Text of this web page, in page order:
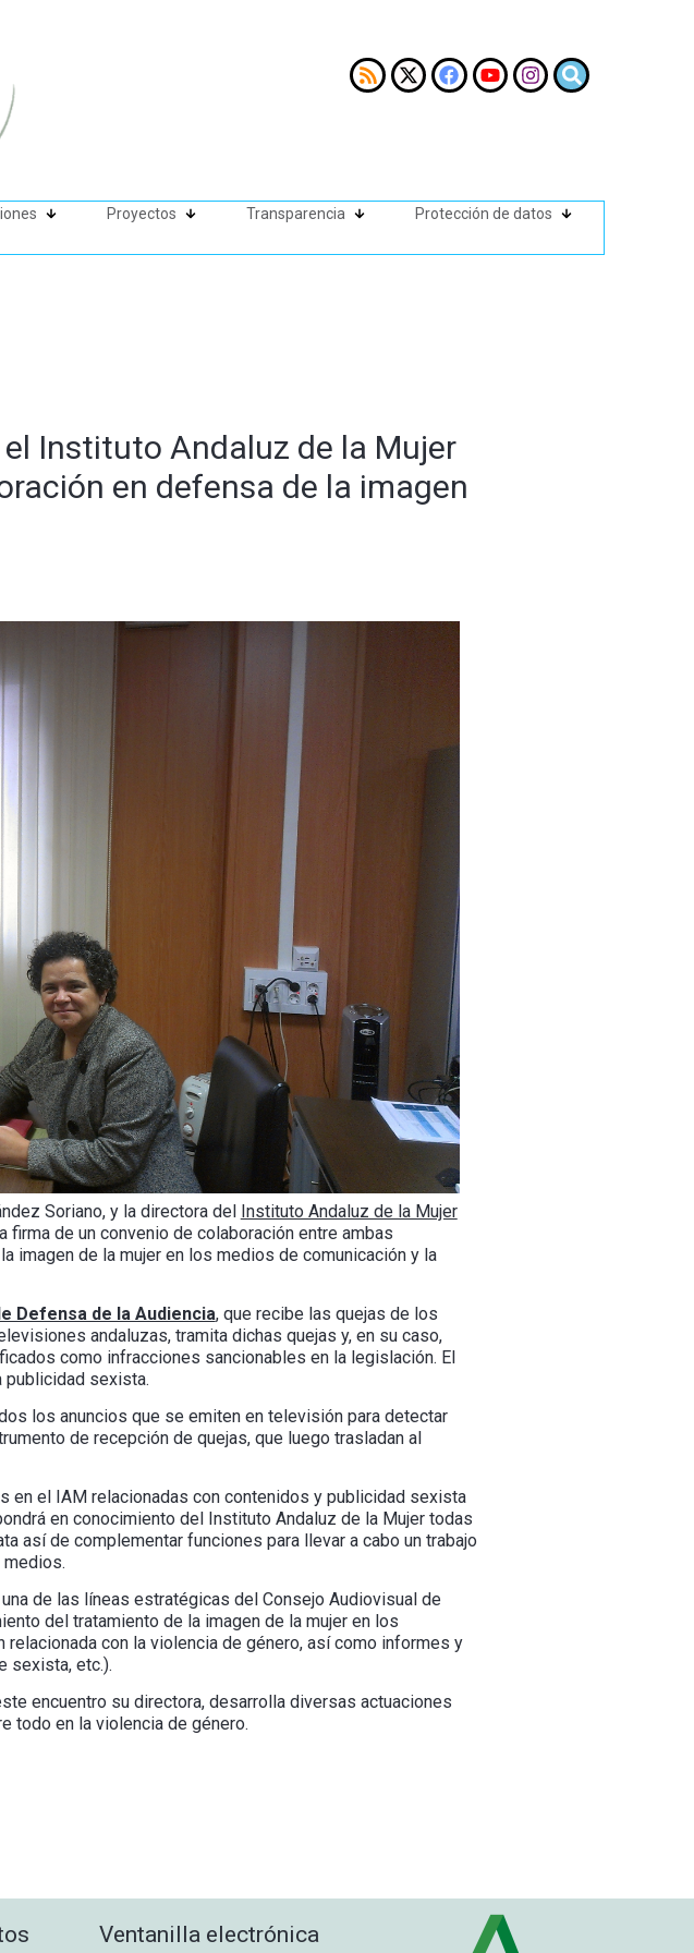
Proyectos Transparencia Protección de datos
Instituto Andaluz de la Mujer
en defensa de la imagen
Soriano, y la directora del
Instituto Andaluz de la Mujer
firma de un convenio de colaboración entre ambas
imagen de la mujer en los medios de comunicación y la
Defensa de la Audiencia, que recibe las quejas de los
andaluzas, tramita dichas quejas y, en su caso,
como infracciones sancionables en la legislación. El
publicidad sexista.
los anuncios que se emiten en televisión para detectar
de recepción de quejas, que luego trasladan al
en el IAM relacionadas con contenidos y publicidad sexista
en conocimiento del Instituto Andaluz de la Mujer todas
así de complementar funciones para llevar a cabo un trabajo
medios.
de las líneas estratégicas del Consejo Audiovisual de
del tratamiento de la imagen de la mujer en los
con la violencia de género, así como informes y
sexista, etc.).
encuentro su directora, desarrolla diversas actuaciones
todo en la violencia de género.
Ventanilla electrónica